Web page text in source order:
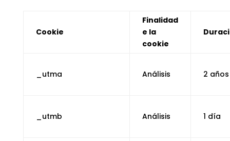
Cookie
Finalidad
e la
cookie
_utma Análisis 2 años
_utmb Análisis 1 día